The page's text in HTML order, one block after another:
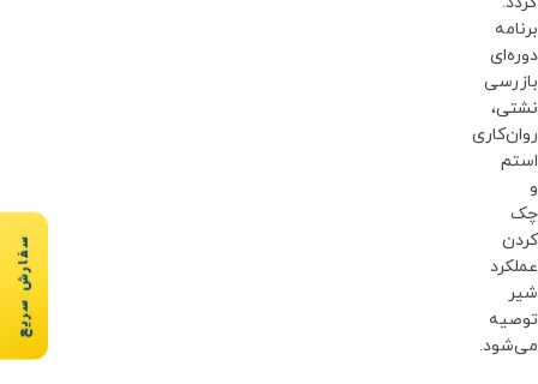
برنامه
دوره‌ای
بازرسی
نشتی،
روان‌کاری
استم
و
چک
کردن
عملکرد
شیر
توصیه
می‌شود.
سفارش سریع